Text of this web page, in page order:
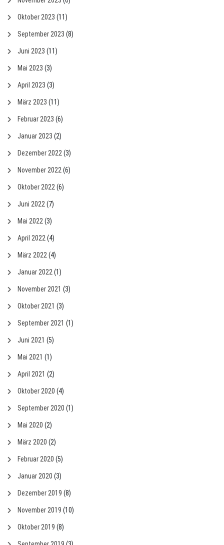
Oktober 2023 (11)
September 2023 (8)
Juni 2023 (11)
Mai 2023 (3)
April 2023 (3)
März 2023 (11)
Februar 2023 (6)
Januar 2023 (2)
Dezember 2022 (3)
November 2022 (6)
Oktober 2022 (6)
Juni 2022 (7)
Mai 2022 (3)
April 2022 (4)
März 2022 (4)
Januar 2022 (1)
November 2021 (3)
Oktober 2021 (3)
September 2021 (1)
Juni 2021 (5)
Mai 2021 (1)
April 2021 (2)
Oktober 2020 (4)
September 2020 (1)
Mai 2020 (2)
März 2020 (2)
Februar 2020 (5)
Januar 2020 (3)
Dezember 2019 (8)
November 2019 (10)
Oktober 2019 (8)